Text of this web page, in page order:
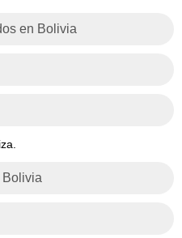
en Bolivia
Bolivia